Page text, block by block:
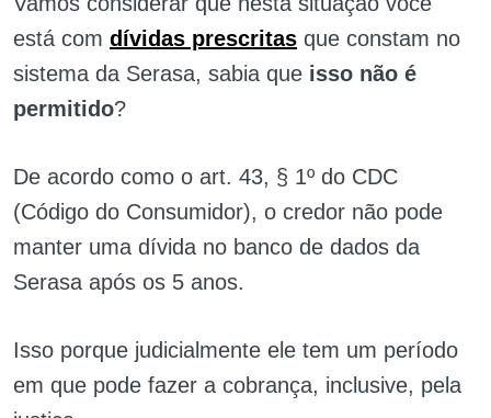
está com dívidas prescritas que constam no
sistema da Serasa, sabia que isso não é
permitido?
De acordo como o art. 43, § 1º do CDC
(Código do Consumidor), o credor não pode
manter uma dívida no banco de dados da
Serasa após os 5 anos.
Isso porque judicialmente ele tem um período
em que pode fazer a cobrança, inclusive, pela